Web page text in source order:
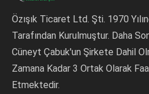
Özışık Ticaret Ltd. Şti. 1970
Tarafından Kurulmuştur. Daha
Cüneyt Çabuk'un Şirkete Dahil
Zamana Kadar 3 Ortak Olarak
Etmektedir.